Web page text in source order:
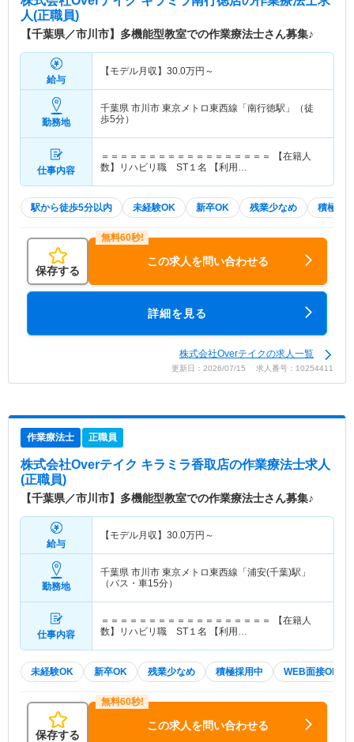
人(正職員)
【千葉県／市川市】多機能型教室での作業療法士さん募集♪
給与
【モデル月収】 30.0万円～
勤務地
千葉県 市川市 東京メトロ東西線「南行徳駅」（徒
歩5分）
仕事内容
＝＝＝＝＝＝＝＝＝＝＝＝＝＝＝＝＝＝ 【在籍人
数】リハビリ職 ST１名 【利用…
駅から徒歩5分以内 未経験OK 新卒OK 残業少なめ 積極採
保存する
この求人を問い合わせる
詳細を見る
株式会社Overテイクの求人一覧
更新日：2026/07/15 求人番号：10254411
作業療法士 正職員
株式会社Overテイク キラミラ香取店の作業療法士求人
(正職員)
【千葉県／市川市】多機能型教室での作業療法士さん募集♪
給与
【モデル月収】 30.0万円～
勤務地
千葉県 市川市 東京メトロ東西線「浦安(千葉)駅」
（バス・車15分）
仕事内容
＝＝＝＝＝＝＝＝＝＝＝＝＝＝＝＝＝＝ 【在籍人
数】リハビリ職 ST１名 【利用…
未経験OK 新卒OK 残業少なめ 積極採用中 WEB面接OK
保存する
この求人を問い合わせる